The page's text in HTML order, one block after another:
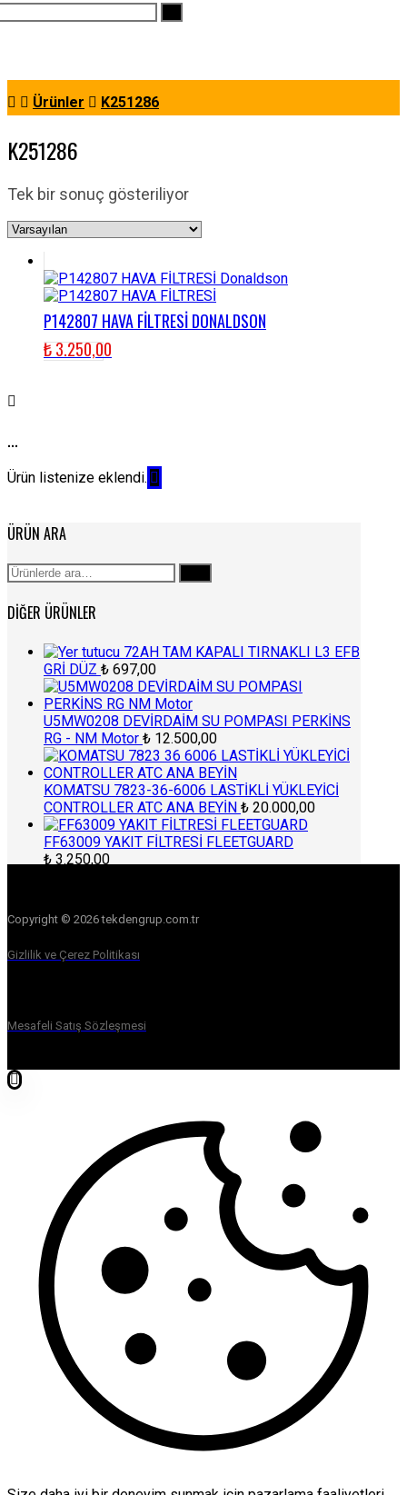
Ürünler K251286
K251286
Tek bir sonuç gösteriliyor
P142807 HAVA FİLTRESİ DONALDSON
₺3.250,00
...
Ürün listenize eklendi.
ÜRÜN ARA
Ara:
DIĞER ÜRÜNLER
72AH TAM KAPALI TIRNAKLI L3 EFB
GRİ DÜZ ₺ 697,00
U5MW0208 DEVİRDAİM SU POMPASI PERKİNS
RG - NM Motor ₺ 12.500,00
KOMATSU 7823-36-6006 LASTİKLİ YÜKLEYİCİ
CONTROLLER ATC ANA BEYİN ₺ 20.000,00
FF63009 YAKIT FİLTRESİ FLEETGUARD
₺ 3.250,00
Copyright © 2026 tekdengrup.com.tr
Gizlilik ve Çerez Politikası
Mesafeli Satış Sözleşmesi